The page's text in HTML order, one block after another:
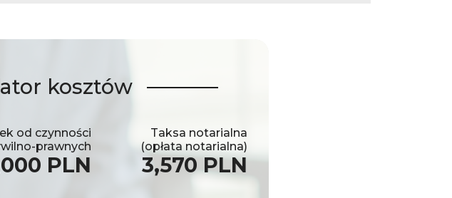
kosztów
od czynności
prawnych
PLN
Taksa notarialna
(opłata notarialna)
3,570 PLN